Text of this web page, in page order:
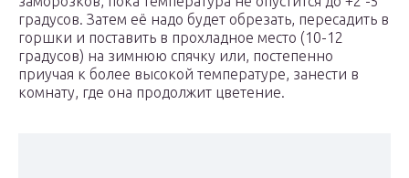
градусов. Затем её надо будет обрезать, пересадить в
горшки и поставить в прохладное место (10-12
градусов) на зимнюю спячку или, постепенно
приучая к более высокой температуре, занести в
комнату, где она продолжит цветение.